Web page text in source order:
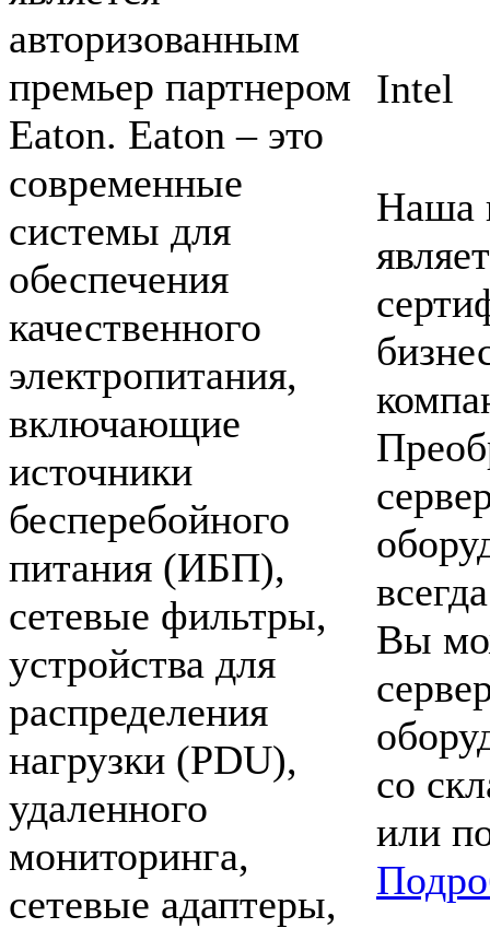
авторизованным
премьер партнером
Eaton. Eaton – это
современные
системы для
обеспечения
качественного
электропитания,
включающие
источники
бесперебойного
питания (ИБП),
сетевые фильтры,
устройства для
распределения
нагрузки (PDU),
удаленного
мониторинга,
сетевые адаптеры,
Intel
Наша
Вы
со
или